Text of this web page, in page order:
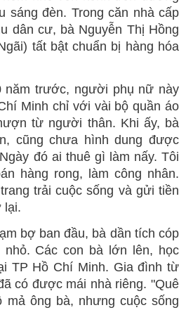
sáng đèn. Trong căn nhà cấp
dân cư, bà Nguyễn Thị Hồng
tất bật chuẩn bị hàng hóa
năm trước, người phụ nữ này
Minh chỉ với vài bộ quần áo
từ người thân. Khi ấy, bà
cũng chưa hình dung được
đó ai thuê gì làm nấy. Tôi
hàng rong, làm công nhân.
trải cuộc sống và gửi tiền
lại.
bợ ban đầu, bà dần tích cóp
Các con bà lớn lên, học
TP Hồ Chí Minh. Gia đình từ
có được mái nhà riêng. "Quê
mả ông bà, nhưng cuộc sống